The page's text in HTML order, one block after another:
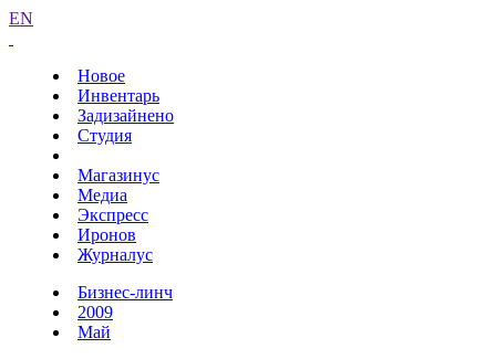
EN
Новое
Инвентарь
Задизайнено
Студия
Магазинус
Медиа
Экспресс
Иронов
Журналус
Бизнес-линч
2009
Май